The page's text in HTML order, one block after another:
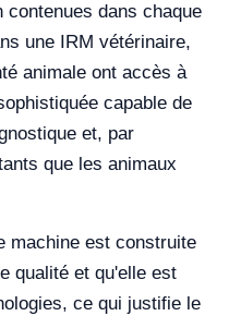
dans chaque
une IRM vétérinaire,
animale ont accès à
capable de
et, par
que les animaux
machine est construite
qualité et qu'elle est
ce qui justifie le